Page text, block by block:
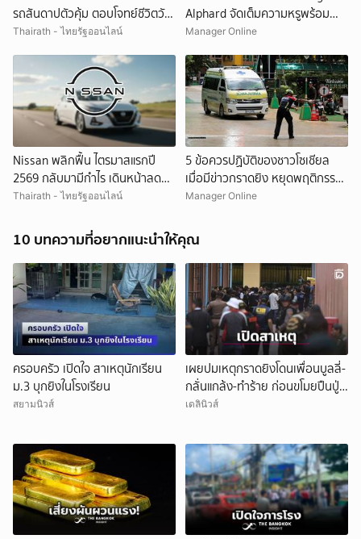
รถสันดาปตัวคุ้ม ตอบโจทย์ชีวิตวัย
เกษียณ 60+"
Thairath - ไทยรัฐออนไลน์
Alphard จัดเต็มความหรูพร้อม
เครื่องชงเอสเปรสโซในรถ
Manager Online
Nissan พลิกฟื้น ไตรมาสแรกปี
2569 กลับมามีกำไร เดินหน้าลด
ต้นทุนฝ่าวิกฤตตลาดจีน
Thairath - ไทยรัฐออนไลน์
5 ข้อควรปฏิบัติของชาวโซเชียล
เมื่อมีข่าวกราดยิง หยุดพฤติกรรม
เลียนแบบ
Manager Online
10 บทความที่อยากแนะนำให้คุณ
ครอบครัว เปิดใจ สาเหตุนักเรียน
ม.3 บุกยิงในโรงเรียน
สยามนิวส์
เผยปมเหตุกราดยิงโดนเพื่อนบูลลี่-
กลั่นแกล้ง-ทำร้าย ก่อนขโมยปืนปู่
ก่อเหตุ
เดลินิวส์
ยกเลิก